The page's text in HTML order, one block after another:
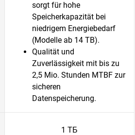
sorgt für hohe
Speicherkapazität bei
niedrigem Energiebedarf
(Modelle ab 14 TB).
Qualität und
Zuverlässigkeit mit bis zu
2,5 Mio. Stunden MTBF zur
sicheren
Datenspeicherung.
1 ТБ